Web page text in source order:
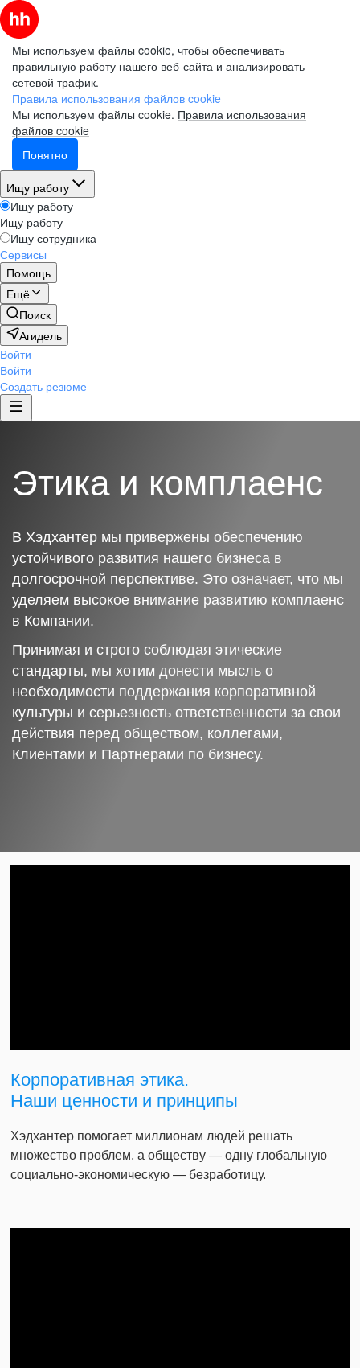
Мы используем файлы cookie, чтобы обеспечивать
правильную работу нашего веб-сайта и анализировать
сетевой трафик.
Правила использования файлов cookie
Мы используем файлы cookie. Правила использования
файлов cookie
Понятно
Ищу работу
Ищу работу
Ищу работу
Ищу сотрудника
Сервисы
Помощь
Ещё
Поиск
Агидель
Войти
Войти
Создать резюме
Этика и комплаенс
В Хэдхантер мы привержены обеспечению
устойчивого развития нашего бизнеса в
долгосрочной перспективе. Это означает, что мы
уделяем высокое внимание развитию комплаенс
в Компании.
Принимая и строго соблюдая этические
стандарты, мы хотим донести мысль о
необходимости поддержания корпоративной
культуры и серьезность ответственности за свои
действия перед обществом, коллегами,
Клиентами и Партнерами по бизнесу.
Корпоративная этика.
Наши ценности и принципы
Хэдхантер помогает миллионам людей решать
множество проблем, а обществу — одну глобальную
социально-экономическую — безработицу.